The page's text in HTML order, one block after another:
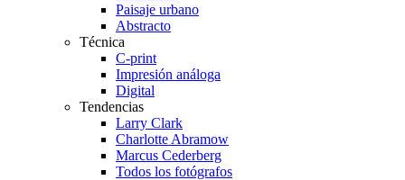
Paisaje urbano
Abstracto
Técnica
C-print
Impresión análoga
Digital
Tendencias
Larry Clark
Charlotte Abramow
Marcus Cederberg
Todos los fotógrafos